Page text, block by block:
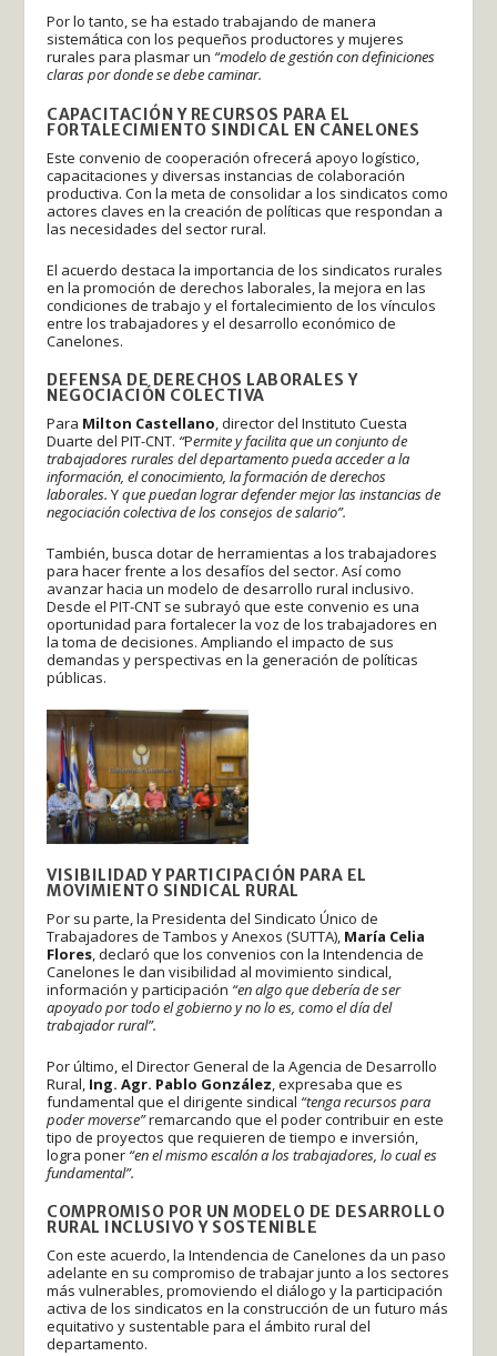
Por lo tanto, se ha estado trabajando de manera
sistemática con los pequeños productores y mujeres
rurales para plasmar un “modelo de gestión con definiciones
claras por donde se debe caminar.
CAPACITACIÓN Y RECURSOS PARA EL
FORTALECIMIENTO SINDICAL EN CANELONES
Este convenio de cooperación ofrecerá apoyo logístico,
capacitaciones y diversas instancias de colaboración
productiva. Con la meta de consolidar a los sindicatos como
actores claves en la creación de políticas que respondan a
las necesidades del sector rural.
El acuerdo destaca la importancia de los sindicatos rurales
en la promoción de derechos laborales, la mejora en las
condiciones de trabajo y el fortalecimiento de los vínculos
entre los trabajadores y el desarrollo económico de
Canelones.
DEFENSA DE DERECHOS LABORALES Y
NEGOCIACIÓN COLECTIVA
Para Milton Castellano, director del Instituto Cuesta
Duarte del PIT-CNT. “Permite y facilita que un conjunto de
trabajadores rurales del departamento pueda acceder a la
información, el conocimiento, la formación de derechos
laborales. Yque puedan lograr defender mejor las instancias de
negociación colectiva de los consejos de salario”.
También, busca dotar de herramientas a los trabajadores
para hacer frente a los desafíos del sector. Así como
avanzar hacia un modelo de desarrollo rural inclusivo.
Desde el PIT-CNT se subrayó que este convenio es una
oportunidad para fortalecer la voz de los trabajadores en
la toma de decisiones. Ampliando el impacto de sus
demandas y perspectivas en la generación de políticas
públicas.
VISIBILIDAD Y PARTICIPACIÓN PARA EL
MOVIMIENTO SINDICAL RURAL
Por su parte, la Presidenta del Sindicato Único de
Trabajadores de Tambos y Anexos (SUTTA), María Celia
Flores, declaró que los convenios con la Intendencia de
Canelones le dan visibilidad al movimiento sindical,
información y participación “en algo que debería de ser
apoyado por todo el gobierno y no lo es, como el día del
trabajador rural”.
Por último, el Director General de la Agencia de Desarrollo
Rural, Ing. Agr. Pablo González, expresaba que es
fundamental que el dirigente sindical “tenga recursos para
poder moverse”remarcando que el poder contribuir en este
tipo de proyectos que requieren de tiempo e inversión,
logra poner “en el mismo escalón a los trabajadores, lo cual es
fundamental”.
COMPROMISO POR UN MODELO DE DESARROLLO
RURAL INCLUSIVO Y SOSTENIBLE
Con este acuerdo, la Intendencia de Canelones da un paso
adelante en su compromiso de trabajar junto a los sectores
más vulnerables, promoviendo el diálogo y la participación
activa de los sindicatos en la construcción de un futuro más
equitativo y sustentable para el ámbito rural del
departamento.